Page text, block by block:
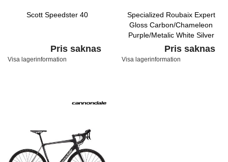
Scott Speedster 40
Pris saknas
Visa lagerinformation
Specialized Roubaix Expert
Gloss Carbon/Chameleon
Purple/Metalic White Silver
Pris saknas
Visa lagerinformation